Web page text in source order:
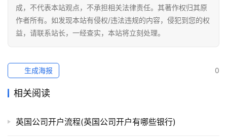
成，不代表本站观点，不承担相关法律责任。其著作权归其原
作者所有。如发现本站有侵权/违法违规的内容，侵犯到您的权
益，请联系站长，一经查实，本站将立刻处理。
0
生成海报
相关阅读
英国公司开户流程(英国公司开户有哪些银行)